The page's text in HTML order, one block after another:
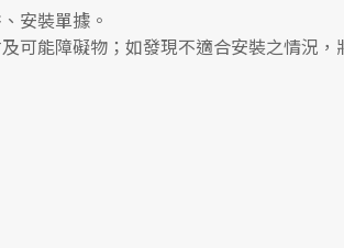
安裝單據。
可能障礙物；如發現不適合安裝之情況